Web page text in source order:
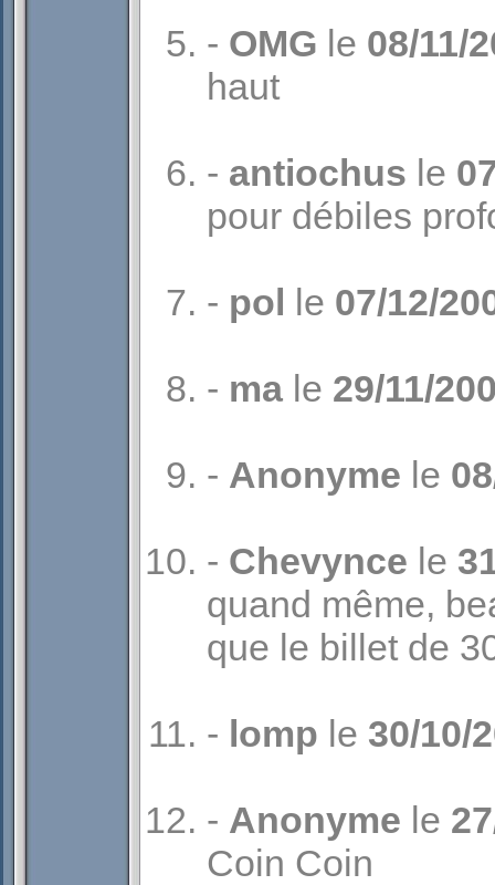
- OMG le 08/11/
haut
- antiochus le
pour débiles
- pol le 07/12/
- ma le 29/11/
- Anonyme le
- Chevynce le
quand même,
que le billet de
- lomp le 30/10/
- Anonyme le
Coin Coin